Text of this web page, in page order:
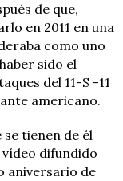
de que,
en 2011 en una
como uno
sido el
del 11-S -11
americano.
se tienen de él
difundido
aniversario de